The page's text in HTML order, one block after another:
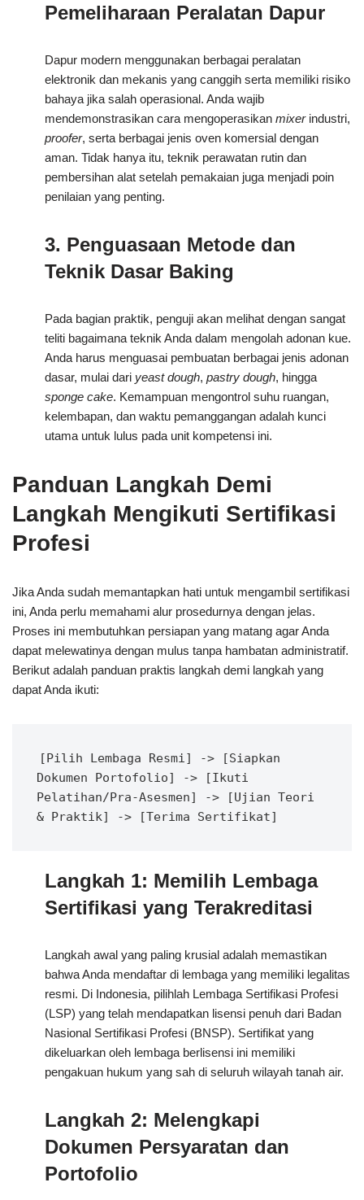
Pemeliharaan Peralatan Dapur
Dapur modern menggunakan berbagai peralatan
elektronik dan mekanis yang canggih serta memiliki risiko
bahaya jika salah operasional. Anda wajib
mendemonstrasikan cara mengoperasikan mixerindustri,
proofer, serta berbagai jenis oven komersial dengan
aman. Tidak hanya itu, teknik perawatan rutin dan
pembersihan alat setelah pemakaian juga menjadi poin
penilaian yang penting.
3. Penguasaan Metode dan
Teknik Dasar Baking
Pada bagian praktik, penguji akan melihat dengan sangat
teliti bagaimana teknik Anda dalam mengolah adonan kue.
Anda harus menguasai pembuatan berbagai jenis adonan
dasar, mulai dari yeast dough, pastry dough, hingga
sponge cake. Kemampuan mengontrol suhu ruangan,
kelembapan, dan waktu pemanggangan adalah kunci
utama untuk lulus pada unit kompetensi ini.
Panduan Langkah Demi
Langkah Mengikuti Sertifikasi
Profesi
Jika Anda sudah memantapkan hati untuk mengambil sertifikasi
ini, Anda perlu memahami alur prosedurnya dengan jelas.
Proses ini membutuhkan persiapan yang matang agar Anda
dapat melewatinya dengan mulus tanpa hambatan administratif.
Berikut adalah panduan praktis langkah demi langkah yang
dapat Anda ikuti:
[Pilih Lembaga Resmi] -> [Siapkan
Dokumen Portofolio] -> [Ikuti
Pelatihan/Pra-Asesmen] -> [Ujian Teori
Langkah 1: Memilih Lembaga
Sertifikasi yang Terakreditasi
Langkah awal yang paling krusial adalah memastikan
bahwa Anda mendaftar di lembaga yang memiliki legalitas
resmi. Di Indonesia, pilihlah Lembaga Sertifikasi Profesi
(LSP) yang telah mendapatkan lisensi penuh dari Badan
Nasional Sertifikasi Profesi (BNSP). Sertifikat yang
dikeluarkan oleh lembaga berlisensi ini memiliki
pengakuan hukum yang sah di seluruh wilayah tanah air.
Langkah 2: Melengkapi
Dokumen Persyaratan dan
Portofolio